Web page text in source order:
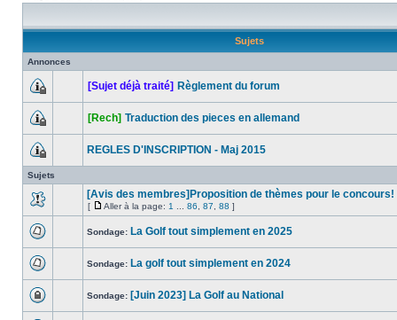
Sujets
Annonces
[Sujet déjà traité] Règlement du forum
[Rech] Traduction des pieces en allemand
REGLES D'INSCRIPTION - Maj 2015
Sujets
[Avis des membres]Proposition de thèmes pour le concours!
[ Aller à la page: 1 86 87 88 ]
Sondage: La Golf tout simplement en 2025
Sondage: La golf tout simplement en 2024
Sondage: [Juin 2023] La Golf au National